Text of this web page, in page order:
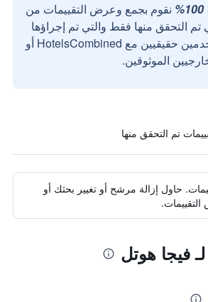
نقوم بجمع وعرض التقييمات من
تم التحقق منها فقط والتي تم إجراؤها
بواسطة مستخدمين حقيقيين مع HotelsCombined أو
الموثوقين.
حاول إزالة مرشح أو تغيير بحثك أو
فيجا هوتل